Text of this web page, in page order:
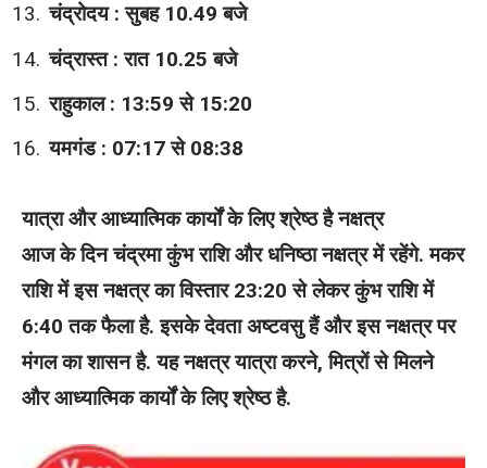
चंद्रोदय : सुबह 10.49 बजे
चंद्रास्त : रात 10.25 बजे
राहुकाल : 13:59 से 15:20
यमगंड : 07:17 से 08:38
यात्रा और आध्यात्मिक कार्यों के लिए श्रेष्ठ है नक्षत्र
आज के दिन चंद्रमा कुंभ राशि और धनिष्ठा नक्षत्र में रहेंगे. मकर
राशि में इस नक्षत्र का विस्तार 23:20 से लेकर कुंभ राशि में
6:40 तक फैला है. इसके देवता अष्टवसु हैं और इस नक्षत्र पर
मंगल का शासन है. यह नक्षत्र यात्रा करने, मित्रों से मिलने
और आध्यात्मिक कार्यों के लिए श्रेष्ठ है.